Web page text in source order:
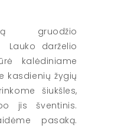
gruodžio
Lauko darželio
kalėdiniame
kasdienių žygių
šiukšles,
jis šventinis.
pasaką.